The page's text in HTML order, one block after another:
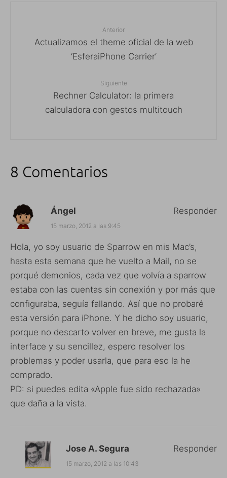
Anterior
Actualizamos el theme oficial de la web
‘EsferaiPhone Carrier’
Siguiente
Rechner Calculator: la primera
calculadora con gestos multitouch
8 Comentarios
Ángel
15 marzo, 2012 a las 9:45
Hola, yo soy usuario de Sparrow en mis Mac’s,
hasta esta semana que he vuelto a Mail, no se
porqué demonios, cada vez que volvía a sparrow
estaba con las cuentas sin conexión y por más que
configuraba, seguía fallando. Así que no probaré
esta versión para iPhone. Y he dicho soy usuario,
porque no descarto volver en breve, me gusta la
interface y su sencillez, espero resolver los
problemas y poder usarla, que para eso la he
comprado.
PD: si puedes edita «Apple fue sido rechazada»
que daña a la vista.
Responder
Jose A. Segura
15 marzo, 2012 a las 10:43
Responder